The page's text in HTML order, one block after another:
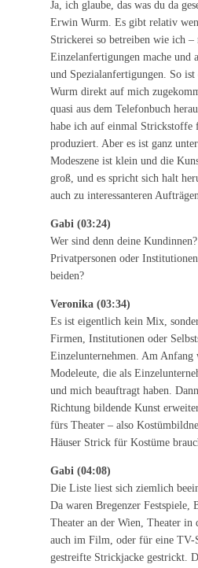
Ja, ich glaube, das was du da
Erwin Wurm. Es gibt relativ
Strickerei so betreiben wie ich –
Einzelanfertigungen mache und
und Spezialanfertigungen. So
Wurm direkt auf mich
quasi aus dem Telefonbuch
habe ich auf einmal Strickstoffe
produziert. Aber es ist ganz
Modeszene ist klein und die
groß, und es spricht sich halt
auch zu interessanteren
Gabi (03:24)
Wer sind denn deine
Privatpersonen oder
beiden?
Veronika (03:34)
Es ist eigentlich kein Mix,
Firmen, Institutionen oder
Einzelunternehmen. Am Anfang
Modeleute, die als
und mich beauftragt haben.
Richtung bildende Kunst
fürs Theater – also
Häuser Strick für Kostüme
Gabi (04:08)
Die Liste liest sich ziemlich
Da waren Bregenzer Festspiele,
Theater an der Wien, Theater in
auch im Film, oder für eine TV-
gestreifte Strickjacke gestrickt.